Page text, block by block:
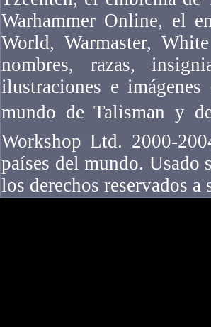
Warhammer Online, el
World, Warmaster,
nombres, razas,
ilustraciones e
mundo de Talisman y
Workshop Ltd. 2000-
países del mundo. Usado
los derechos reservados